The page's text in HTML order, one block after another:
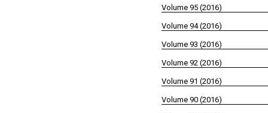
Volume 95 (2016)
Volume 94 (2016)
Volume 93 (2016)
Volume 92 (2016)
Volume 91 (2016)
Volume 90 (2016)